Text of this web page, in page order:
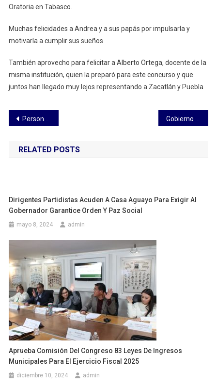
Oratoria en Tabasco.
Muchas felicidades a Andrea y a sus papás por impulsarla y
motivarla a cumplir sus sueños
También aprovecho para felicitar a Alberto Ortega, docente de la
misma institución, quien la preparó para este concurso y que
juntos han llegado muy lejos representando a Zacatlán y Puebla
Navegación
de
entradas
Personal del STEIESET es pieza clave en la misión educativa de la UATx: Rector
RELATED POSTS
Dirigentes Partidistas Acuden A Casa Aguayo Para Exigir Al
Gobernador Garantice Orden Y Paz Social
mayo 8, 2024 admin
Aprueba Comisión Del Congreso 83 Leyes De Ingresos
Municipales Para El Ejercicio Fiscal 2025
diciembre 10, 2024 admin